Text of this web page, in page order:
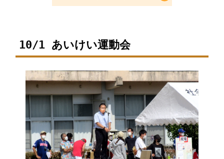
10/1 あいけい運動会